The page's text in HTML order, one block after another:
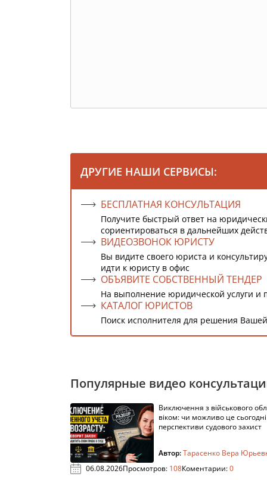
ДРУГИЕ НАШИ СЕРВИСЫ:
БЕСПЛАТНАЯ КОНСУЛЬТАЦИЯ
Получите быстрый ответ на
сориентироваться в дальнейших
ВИДЕОЗВОНОК ЮРИСТУ
Вы видите своего юриста и
идти к юристу в офис
ОБЪЯВИТЕ СОБСТВЕННЫЙ ТЕНДЕР
На выполнение юридической услуги и
КАТАЛОГ ЮРИСТОВ
Поиск исполнителя для решения
Популярные видео
Виключення з військового
віком: чи можливо це сьогодні
перспективи судового захист
Автор:Тарасенко Вера
06.08.2026Просмотров: 108Коментарии:0